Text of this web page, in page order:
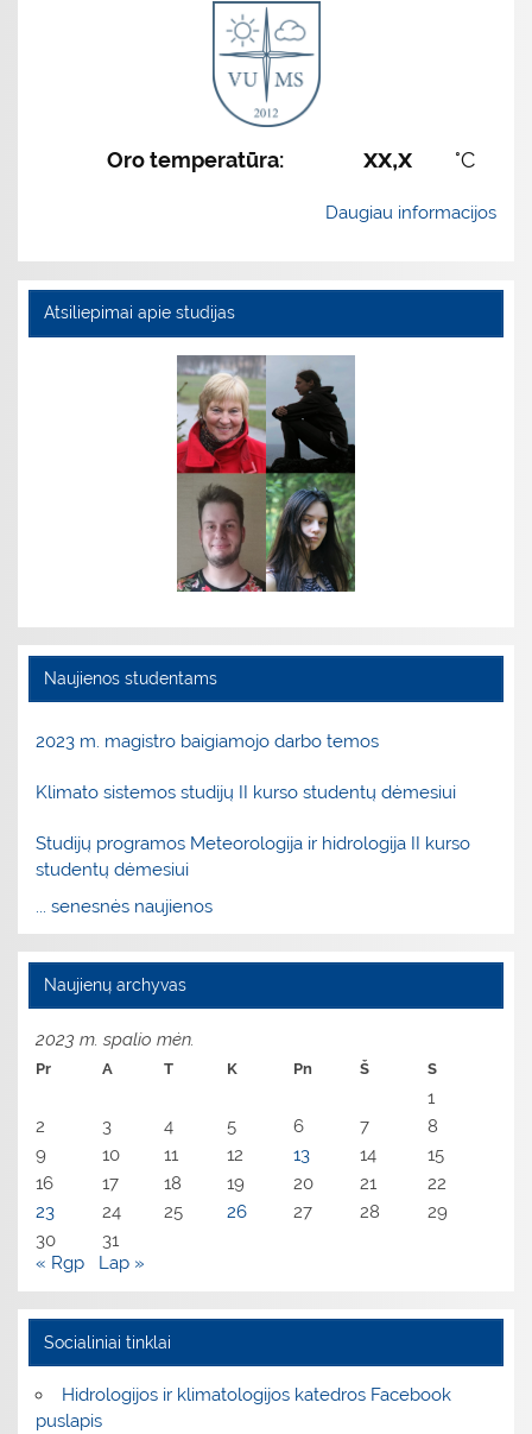
Oro temperatūra: xx,x °C
Daugiau informacijos
Atsiliepimai apie studijas
Naujienos studentams
2023 m. magistro baigiamojo darbo temos
Klimato sistemos studijų II kurso studentų dėmesiui
Studijų programos Meteorologija ir hidrologija II kurso
studentų dėmesiui
... senesnės naujienos
Naujienų archyvas
2023 m. spalio mėn.
Pr A T K Pn Š S
1
2
3 4 5 6 7
8
9
10 11 12 13 14
15
16
17 18 19 20 21
22
23
24 25 26 27 28
29
30
31
« Rgp
Lap »
Socialiniai tinklai
Hidrologijos ir klimatologijos katedros Facebook
puslapis